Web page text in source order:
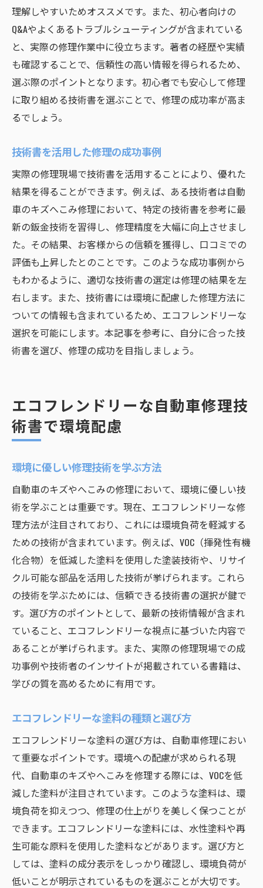
理解しやすいためオススメです。また、初心者向けの
Q&Aやよくあるトラブルシューティングが含まれている
と、実際の修理作業中に役立ちます。著者の経歴や実績
も確認することで、信頼性の高い情報を得られるため、
選ぶ際のポイントとなります。初心者でも安心して修理
に取り組める技術書を選ぶことで、修理の成功率が高ま
るでしょう。
技術書を活用した修理の成功事例
実際の修理現場で技術書を活用することにより、優れた
結果を得ることができます。例えば、ある技術者は自動
車のキズへこみ修理において、特定の技術書を参考に最
新の鈑金技術を習得し、修理精度を大幅に向上させまし
た。その結果、お客様からの信頼を獲得し、口コミでの
評価も上昇したとのことです。このような成功事例から
もわかるように、適切な技術書の選定は修理の結果を左
右します。また、技術書には環境に配慮した修理方法に
ついての情報も含まれているため、エコフレンドリーな
選択を可能にします。本記事を参考に、自分に合った技
術書を選び、修理の成功を目指しましょう。
エコフレンドリーな自動車修理技
術書で環境配慮
環境に優しい修理技術を学ぶ方法
自動車のキズやへこみの修理において、環境に優しい技
術を学ぶことは重要です。現在、エコフレンドリーな修
理方法が注目されており、これには環境負荷を軽減する
ための技術が含まれています。例えば、VOC（揮発性有機
化合物）を低減した塗料を使用した塗装技術や、リサイ
クル可能な部品を活用した技術が挙げられます。これら
の技術を学ぶためには、信頼できる技術書の選択が鍵で
す。選び方のポイントとして、最新の技術情報が含まれ
ていること、エコフレンドリーな視点に基づいた内容で
あることが挙げられます。また、実際の修理現場での成
功事例や技術者のインサイトが掲載されている書籍は、
学びの質を高めるために有用です。
エコフレンドリーな塗料の種類と選び方
エコフレンドリーな塗料の選び方は、自動車修理におい
て重要なポイントです。環境への配慮が求められる現
代、自動車のキズやへこみを修理する際には、VOCを低
減した塗料が注目されています。このような塗料は、環
境負荷を抑えつつ、修理の仕上がりを美しく保つことが
できます。エコフレンドリーな塗料には、水性塗料や再
生可能な原料を使用した塗料などがあります。選び方と
しては、塗料の成分表示をしっかり確認し、環境負荷が
低いことが明示されているものを選ぶことが大切です。